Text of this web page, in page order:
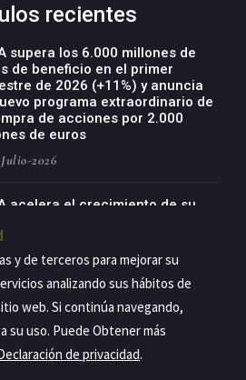
recientes
supera los 6.000 millones de
de beneficio en el primer
de 2026 (+11%) y anuncia
programa extraordinario de
de acciones por 2.000
de euros
2026
acelera el crecimiento de su
presente en siete
2026
Estrategia Empresarial
y de terceros para mejorar su
analizando sus hábitos de
web. Si continúa navegando,
su uso. Puede Obtener más
de privacidad.